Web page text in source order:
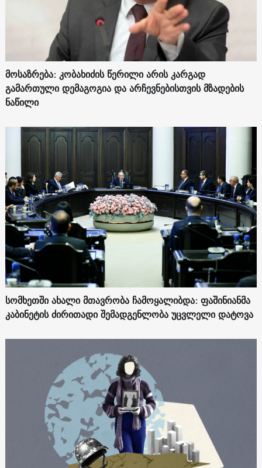
მოსაზრება: კობახიძის წერილი არის კარგად
გამართული დემაგოგია და არჩევნებისთვის მზადების
ნაწილი
სომხეთში ახალი მთავრობა ჩამოყალიბდა: ფაშინიანმა
კაბინეტის ძირითადი შემადგენლობა უცვლელი დატოვა